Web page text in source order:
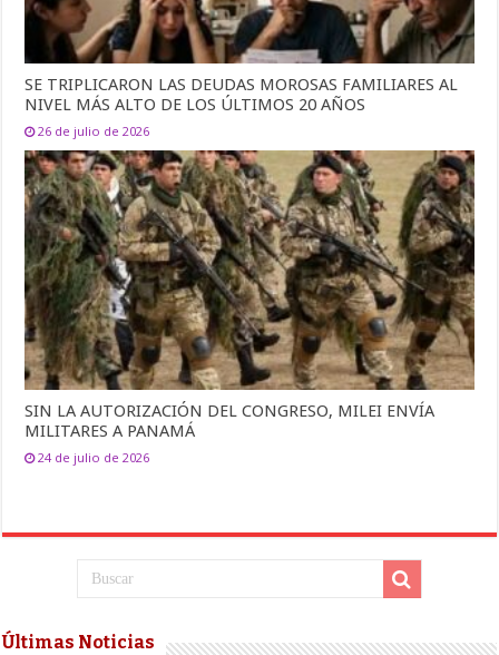
SE TRIPLICARON LAS DEUDAS MOROSAS FAMILIARES AL
NIVEL MÁS ALTO DE LOS ÚLTIMOS 20 AÑOS
26 de julio de 2026
SIN LA AUTORIZACIÓN DEL CONGRESO, MILEI ENVÍA
MILITARES A PANAMÁ
24 de julio de 2026
Últimas Noticias